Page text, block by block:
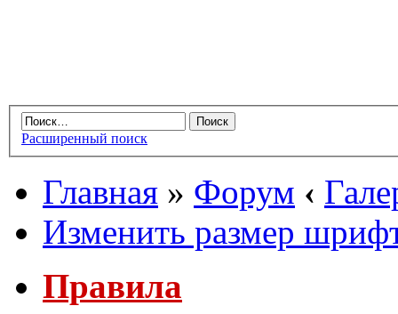
Расширенный поиск
Главная » Форум ‹
Изменить размер
Правила